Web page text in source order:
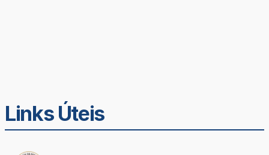
Links Úteis